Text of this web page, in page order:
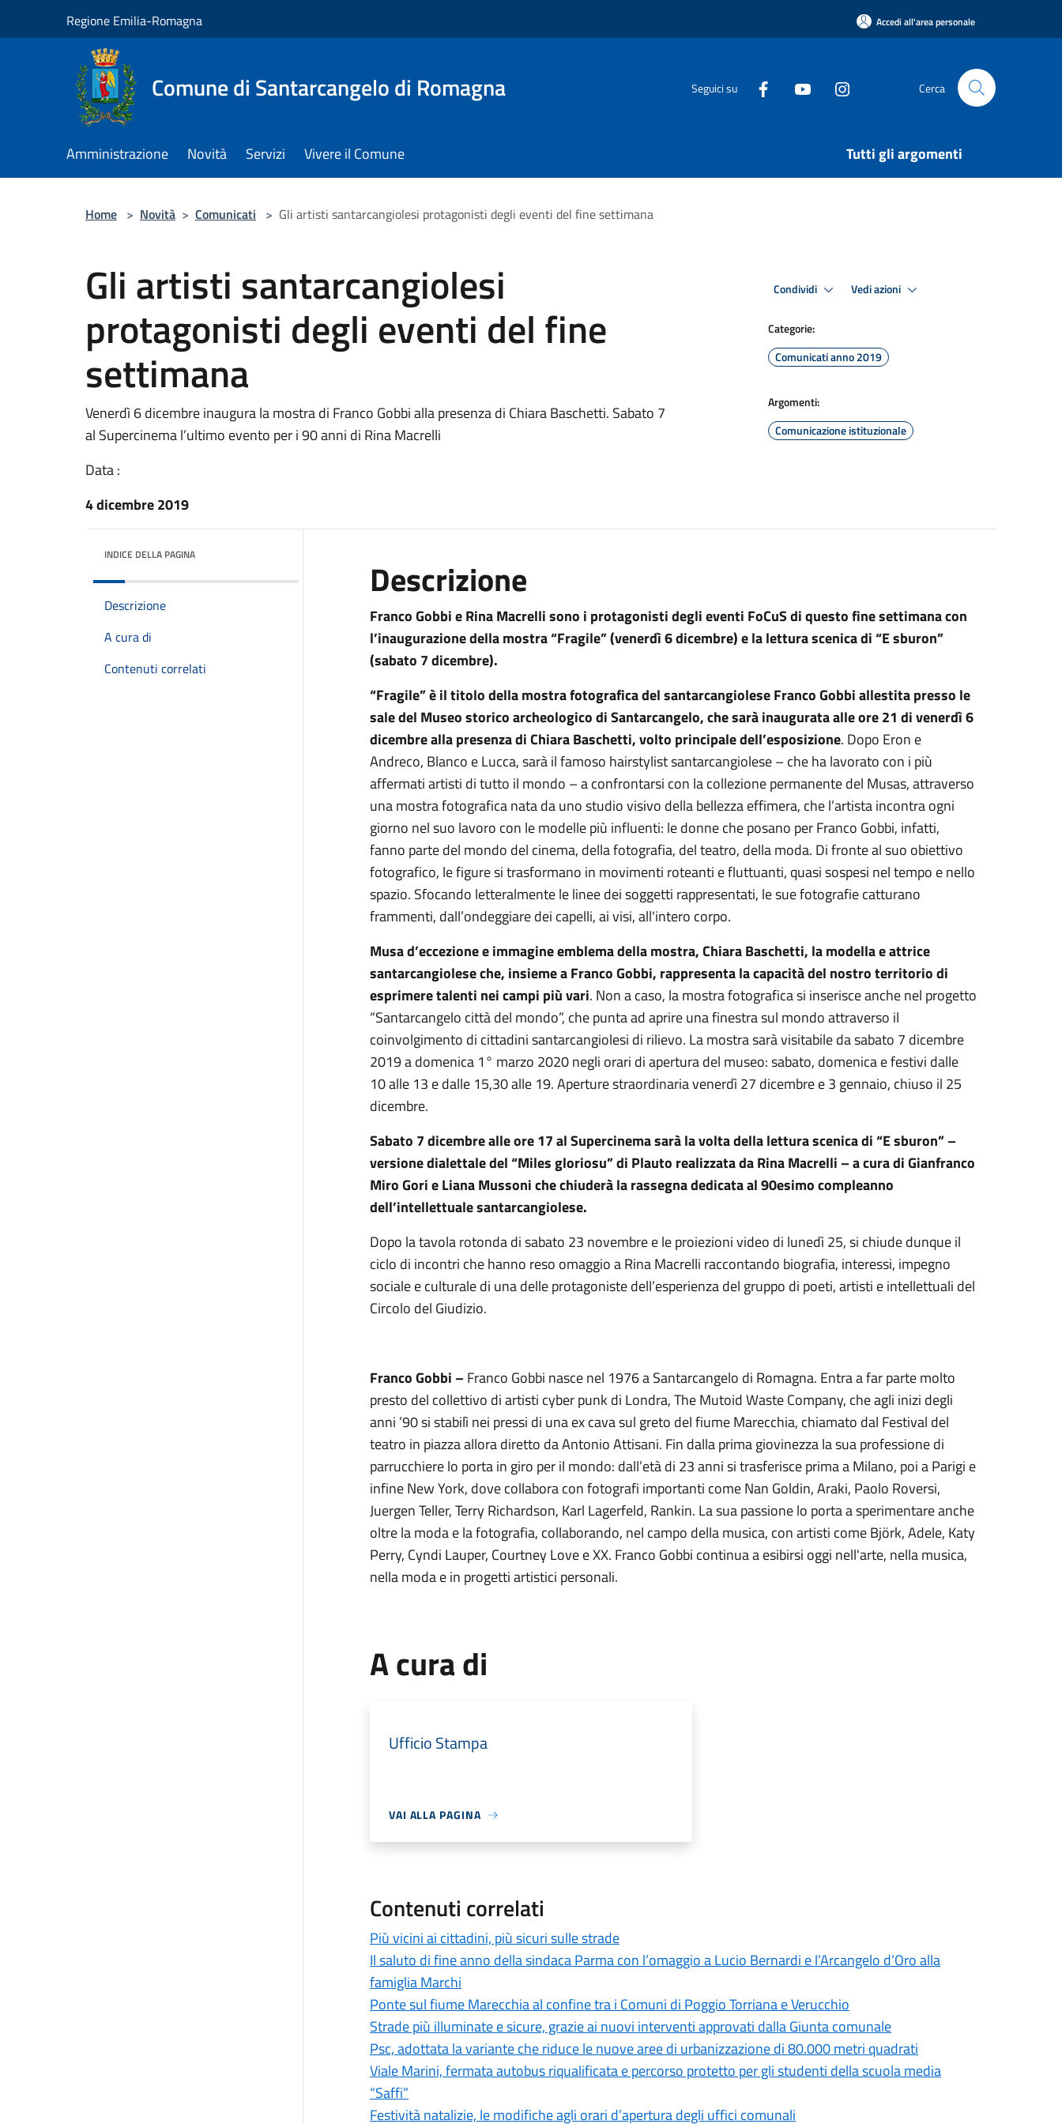
Regione Emilia-Romagna Accedi all'area personale
Comune di Santarcangelo di Romagna Seguici su Cerca
Amministrazione Novità Servizi Vivere il Comune Tutti gli argomenti
Home > Novità > Comunicati > Gli artisti santarcangiolesi protagonisti degli eventi del fine settimana
Gli artisti santarcangiolesi
protagonisti degli eventi del fine
settimana
Venerdì 6 dicembre inaugura la mostra di Franco Gobbi alla presenza di Chiara Baschetti. Sabato 7
al Supercinema l’ultimo evento per i 90 anni di Rina Macrelli
Data :
4 dicembre 2019
Condividi Vedi azioni
Categorie:
Comunicati anno 2019
Argomenti:
Comunicazione istituzionale
INDICE DELLA PAGINA
Descrizione
A cura di
Contenuti correlati
Descrizione
Franco Gobbi e Rina Macrelli sono i protagonisti degli eventi FoCuS di questo fine settimana con
l’inaugurazione della mostra “Fragile” (venerdì 6 dicembre) e la lettura scenica di “E sburon”
(sabato 7 dicembre).
“Fragile” è il titolo della mostra fotografica del santarcangiolese Franco Gobbi allestita presso le
sale del Museo storico archeologico di Santarcangelo, che sarà inaugurata alle ore 21 di venerdì 6
dicembre alla presenza di Chiara Baschetti, volto principale dell’esposizione. Dopo Eron e
Andreco, Blanco e Lucca, sarà il famoso hairstylist santarcangiolese – che ha lavorato con i più
affermati artisti di tutto il mondo – a confrontarsi con la collezione permanente del Musas, attraverso
una mostra fotografica nata da uno studio visivo della bellezza effimera, che l’artista incontra ogni
giorno nel suo lavoro con le modelle più influenti: le donne che posano per Franco Gobbi, infatti,
fanno parte del mondo del cinema, della fotografia, del teatro, della moda. Di fronte al suo obiettivo
fotografico, le figure si trasformano in movimenti roteanti e fluttuanti, quasi sospesi nel tempo e nello
spazio. Sfocando letteralmente le linee dei soggetti rappresentati, le sue fotografie catturano
frammenti, dall’ondeggiare dei capelli, ai visi, all'intero corpo.
Musa d’eccezione e immagine emblema della mostra, Chiara Baschetti, la modella e attrice
santarcangiolese che, insieme a Franco Gobbi, rappresenta la capacità del nostro territorio di
esprimere talenti nei campi più vari. Non a caso, la mostra fotografica si inserisce anche nel progetto
“Santarcangelo città del mondo”, che punta ad aprire una finestra sul mondo attraverso il
coinvolgimento di cittadini santarcangiolesi di rilievo. La mostra sarà visitabile da sabato 7 dicembre
2019 a domenica 1° marzo 2020 negli orari di apertura del museo: sabato, domenica e festivi dalle
10 alle 13 e dalle 15,30 alle 19. Aperture straordinaria venerdì 27 dicembre e 3 gennaio, chiuso il 25
dicembre.
Sabato 7 dicembre alle ore 17 al Supercinema sarà la volta della lettura scenica di “E sburon” –
versione dialettale del “Miles gloriosu” di Plauto realizzata da Rina Macrelli – a cura di Gianfranco
Miro Gori e Liana Mussoni che chiuderà la rassegna dedicata al 90esimo compleanno
dell’intellettuale santarcangiolese.
Dopo la tavola rotonda di sabato 23 novembre e le proiezioni video di lunedì 25, si chiude dunque il
ciclo di incontri che hanno reso omaggio a Rina Macrelli raccontando biografia, interessi, impegno
sociale e culturale di una delle protagoniste dell’esperienza del gruppo di poeti, artisti e intellettuali del
Circolo del Giudizio.
Franco Gobbi – Franco Gobbi nasce nel 1976 a Santarcangelo di Romagna. Entra a far parte molto
presto del collettivo di artisti cyber punk di Londra, The Mutoid Waste Company, che agli inizi degli
anni ’90 si stabilì nei pressi di una ex cava sul greto del fiume Marecchia, chiamato dal Festival del
teatro in piazza allora diretto da Antonio Attisani. Fin dalla prima giovinezza la sua professione di
parrucchiere lo porta in giro per il mondo: dall’età di 23 anni si trasferisce prima a Milano, poi a Parigi e
infine New York, dove collabora con fotografi importanti come Nan Goldin, Araki, Paolo Roversi,
Juergen Teller, Terry Richardson, Karl Lagerfeld, Rankin. La sua passione lo porta a sperimentare anche
oltre la moda e la fotografia, collaborando, nel campo della musica, con artisti come Björk, Adele, Katy
Perry, Cyndi Lauper, Courtney Love e XX. Franco Gobbi continua a esibirsi oggi nell'arte, nella musica,
nella moda e in progetti artistici personali.
A cura di
Ufficio Stampa
VAI ALLA PAGINA
Contenuti correlati
Più vicini ai cittadini, più sicuri sulle strade
Il saluto di fine anno della sindaca Parma con l’omaggio a Lucio Bernardi e l’Arcangelo d’Oro alla
famiglia Marchi
Ponte sul fiume Marecchia al confine tra i Comuni di Poggio Torriana e Verucchio
Strade più illuminate e sicure, grazie ai nuovi interventi approvati dalla Giunta comunale
Psc, adottata la variante che riduce le nuove aree di urbanizzazione di 80.000 metri quadrati
Viale Marini, fermata autobus riqualificata e percorso protetto per gli studenti della scuola media
“Saffi”
Festività natalizie, le modifiche agli orari d’apertura degli uffici comunali